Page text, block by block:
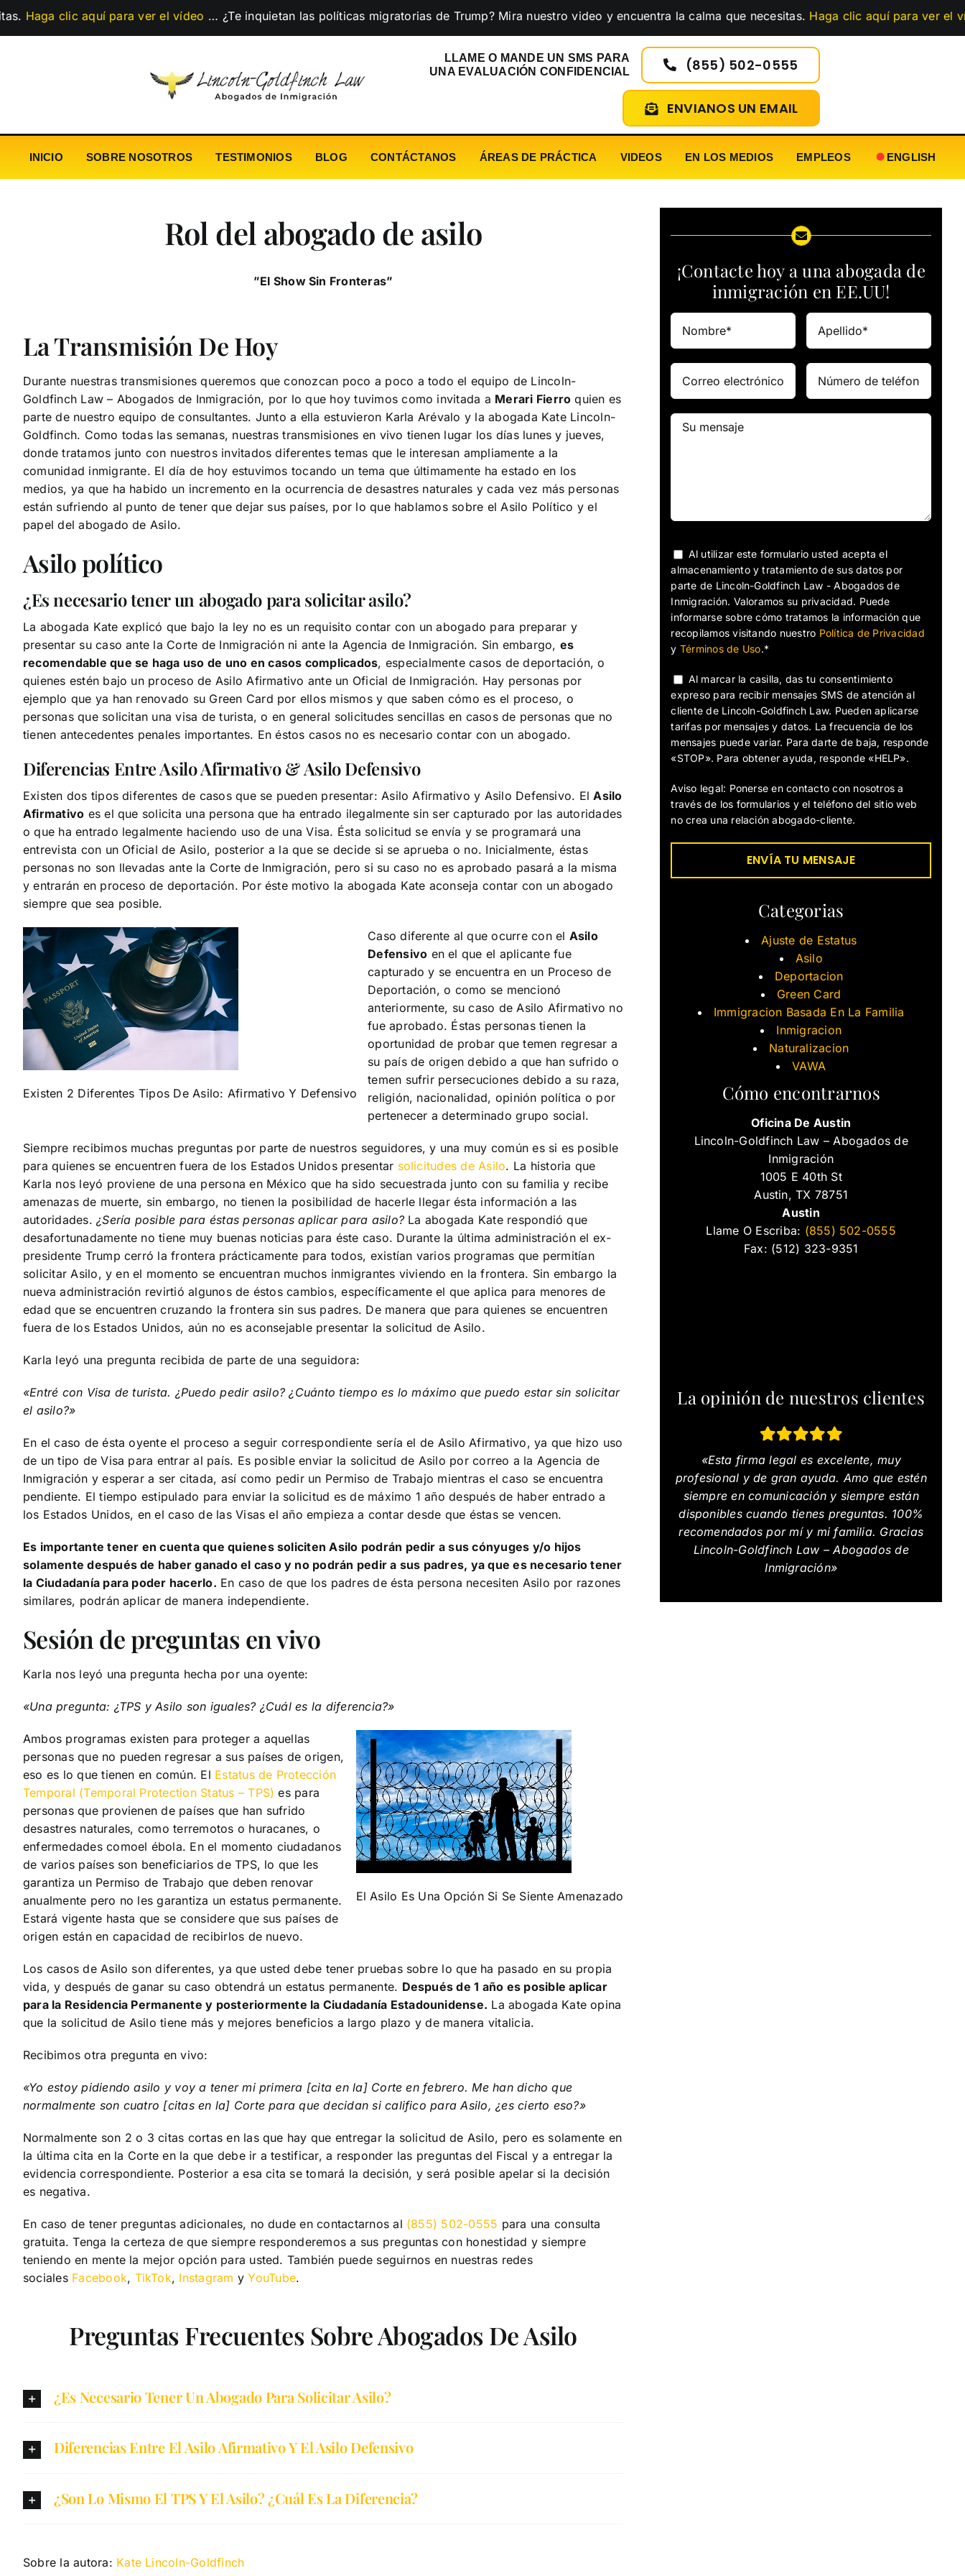
Skip
clic aquí para ver el vídeo… ¿Te inquietan las políticas migratorias de Trump? Mira nuestro video y encuentra la calma que necesitas.Haga clic aquí para ver el vídeo…
LLAME O MANDE UN SMS PARA
UNA EVALUACIÓN CONFIDENCIAL
(855) 502-0555
ENVIANOS UN EMAIL
INICIO SOBRE NOSOTROS TESTIMONIOS BLOG CONTÁCTANOS ÁREAS DE PRÁCTICA VIDEOS EN LOS MEDIOS EMPLEOS ENGLISH
Rol del abogado de asilo
”El Show Sin Fronteras”
La Transmisión De Hoy
Durante nuestras transmisiones queremos que conozcan poco a poco a todo el equipo de Lincoln-
Goldfinch Law – Abogados de Inmigración, por lo que hoy tuvimos como invitada a Merari Fierro quien es
parte de nuestro equipo de consultantes. Junto a ella estuvieron Karla Arévalo y la abogada Kate Lincoln-
Goldfinch. Como todas las semanas, nuestras transmisiones en vivo tienen lugar los días lunes y jueves,
donde tratamos junto con nuestros invitados diferentes temas que le interesan ampliamente a la
comunidad inmigrante. El día de hoy estuvimos tocando un tema que últimamente ha estado en los
medios, ya que ha habido un incremento en la ocurrencia de desastres naturales y cada vez más personas
están sufriendo al punto de tener que dejar sus países, por lo que hablamos sobre el Asilo Político y el
papel del abogado de Asilo.
Asilo político
¿Es necesario tener un abogado para solicitar asilo?
La abogada Kate explicó que bajo la ley no es un requisito contar con un abogado para preparar y
presentar su caso ante la Corte de Inmigración ni ante la Agencia de Inmigración. Sin embargo, es
recomendable que se haga uso de uno en casos complicados, especialmente casos de deportación, o
quienes estén bajo un proceso de Asilo Afirmativo ante un Oficial de Inmigración. Hay personas por
ejemplo que ya han renovado su Green Card por ellos mismos y que saben cómo es el proceso, o
personas que solicitan una visa de turista, o en general solicitudes sencillas en casos de personas que no
tienen antecedentes penales importantes. En éstos casos no es necesario contar con un abogado.
Diferencias Entre Asilo Afirmativo & Asilo Defensivo
Existen dos tipos diferentes de casos que se pueden presentar: Asilo Afirmativo y Asilo Defensivo. ElAsilo
Afirmativo es el que solicita una persona que ha entrado ilegalmente sin ser capturado por las autoridades
o que ha entrado legalmente haciendo uso de una Visa. Ésta solicitud se envía y se programará una
entrevista con un Oficial de Asilo, posterior a la que se decide si se aprueba o no. Inicialmente, éstas
personas no son llevadas ante la Corte de Inmigración, pero si su caso no es aprobado pasará a la misma
y entrarán en proceso de deportación. Por éste motivo la abogada Kate aconseja contar con un abogado
siempre que sea posible.
Existen 2 Diferentes Tipos De Asilo: Afirmativo Y Defensivo
Caso diferente al que ocurre con el Asilo
Defensivo en el que el aplicante fue
capturado y se encuentra en un Proceso de
Deportación, o como se mencionó
anteriormente, su caso de Asilo Afirmativo no
fue aprobado. Éstas personas tienen la
oportunidad de probar que temen regresar a
su país de origen debido a que han sufrido o
temen sufrir persecuciones debido a su raza,
religión, nacionalidad, opinión política o por
pertenecer a determinado grupo social.
Siempre recibimos muchas preguntas por parte de nuestros seguidores, y una muy común es si es posible
para quienes se encuentren fuera de los Estados Unidos presentar solicitudes de Asilo. La historia que
Karla nos leyó proviene de una persona en México que ha sido secuestrada junto con su familia y recibe
amenazas de muerte, sin embargo, no tienen la posibilidad de hacerle llegar ésta información a las
autoridades.¿Sería posible para éstas personas aplicar para asilo? La abogada Kate respondió que
desafortunadamente no tiene muy buenas noticias para éste caso. Durante la última administración el ex-
presidente Trump cerró la frontera prácticamente para todos, existían varios programas que permitían
solicitar Asilo, y en el momento se encuentran muchos inmigrantes viviendo en la frontera. Sin embargo la
nueva administración revirtió algunos de éstos cambios, específicamente el que aplica para menores de
edad que se encuentren cruzando la frontera sin sus padres. De manera que para quienes se encuentren
fuera de los Estados Unidos, aún no es aconsejable presentar la solicitud de Asilo.
Karla leyó una pregunta recibida de parte de una seguidora:
«Entré con Visa de turista. ¿Puedo pedir asilo? ¿Cuánto tiempo es lo máximo que puedo estar sin solicitar
el asilo?»
En el caso de ésta oyente el proceso a seguir correspondiente sería el de Asilo Afirmativo, ya que hizo uso
de un tipo de Visa para entrar al país. Es posible enviar la solicitud de Asilo por correo a la Agencia de
Inmigración y esperar a ser citada, así como pedir un Permiso de Trabajo mientras el caso se encuentra
pendiente. El tiempo estipulado para enviar la solicitud es de máximo 1 año después de haber entrado a
los Estados Unidos, en el caso de las Visas el año empieza a contar desde que éstas se vencen.
Es importante tener en cuenta que quienes soliciten Asilo podrán pedir a sus cónyuges y/o hijos
solamente después de haber ganado el caso y no podrán pedir a sus padres, ya que es necesario tener
la Ciudadanía para poder hacerlo. En caso de que los padres de ésta persona necesiten Asilo por razones
similares, podrán aplicar de manera independiente.
Sesión de preguntas en vivo
Karla nos leyó una pregunta hecha por una oyente:
«Una pregunta: ¿TPS y Asilo son iguales? ¿Cuál es la diferencia?»
El Asilo Es Una Opción Si Se Siente Amenazado
Ambos programas existen para proteger a aquellas
personas que no pueden regresar a sus países de origen,
eso es lo que tienen en común. El Estatus de Protección
Temporal (Temporal Protection Status – TPS) es para
personas que provienen de países que han sufrido
desastres naturales, como terremotos o huracanes, o
enfermedades comoel ébola. En el momento ciudadanos
de varios países son beneficiarios de TPS, lo que les
garantiza un Permiso de Trabajo que deben renovar
anualmente pero no les garantiza un estatus permanente.
Estará vigente hasta que se considere que sus países de
origen están en capacidad de recibirlos de nuevo.
Los casos de Asilo son diferentes, ya que usted debe tener pruebas sobre lo que ha pasado en su propia
vida, y después de ganar su caso obtendrá un estatus permanente. Después de 1 año es posible aplicar
para la Residencia Permanente y posteriormente la Ciudadanía Estadounidense. La abogada Kate opina
que la solicitud de Asilo tiene más y mejores beneficios a largo plazo y de manera vitalicia.
Recibimos otra pregunta en vivo:
«Yo estoy pidiendo asilo y voy a tener mi primera [cita en la] Corte en febrero. Me han dicho que
normalmente son cuatro [citas en la] Corte para que decidan si califico para Asilo, ¿es cierto eso?»
Normalmente son 2 o 3 citas cortas en las que hay que entregar la solicitud de Asilo, pero es solamente en
la última cita en la Corte en la que debe ir a testificar, a responder las preguntas del Fiscal y a entregar la
evidencia correspondiente. Posterior a esa cita se tomará la decisión, y será posible apelar si la decisión
es negativa.
En caso de tener preguntas adicionales, no dude en contactarnos al (855) 502-0555 para una consulta
gratuita. Tenga la certeza de que siempre responderemos a sus preguntas con honestidad y siempre
teniendo en mente la mejor opción para usted. También puede seguirnos en nuestras redes
sociales Facebook, TikTok, Instagram yYouTube.
Preguntas Frecuentes Sobre Abogados De Asilo
¿Es Necesario Tener Un Abogado Para Solicitar Asilo?
Diferencias Entre El Asilo Afirmativo Y El Asilo Defensivo
¿Son Lo Mismo El TPS Y El Asilo? ¿Cuál Es La Diferencia?
Sobre la autora: Kate Lincoln-Goldfinch
¡Contacte hoy a una abogada de
inmigración en EE.UU!
Al utilizar este formulario usted acepta el
almacenamiento y tratamiento de sus datos por
parte de Lincoln-Goldfinch Law - Abogados de
Inmigración. Valoramos su privacidad. Puede
informarse sobre cómo tratamos la información que
recopilamos visitando nuestro Política de Privacidad
y Términos de Uso.*
Al marcar la casilla, das tu consentimiento
expreso para recibir mensajes SMS de atención al
cliente de Lincoln-Goldfinch Law. Pueden aplicarse
tarifas por mensajes y datos. La frecuencia de los
mensajes puede variar. Para darte de baja, responde
«STOP». Para obtener ayuda, responde «HELP».
Aviso legal: Ponerse en contacto con nosotros a
través de los formularios y el teléfono del sitio web
no crea una relación abogado-cliente.
Categorias
Ajuste de Estatus
Asilo
Deportacion
Green Card
Immigracion Basada En La Familia
Inmigracion
Naturalizacion
VAWA
Cómo encontrarnos
Oficina De Austin
Lincoln-Goldfinch Law – Abogados de
Inmigración
1005 E 40th St
Austin, TX 78751
Austin
Llame O Escriba: (855) 502-0555
Fax: (512) 323-9351
La opinión de nuestros clientes
«Esta firma legal es excelente, muy
profesional y de gran ayuda. Amo que estén
siempre en comunicación y siempre están
disponibles cuando tienes preguntas. 100%
recomendados por mí y mi familia. Gracias
Lincoln-Goldfinch Law – Abogados de
Inmigración»